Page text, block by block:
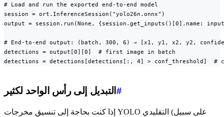
# Load and run the exported end-to-end model
session = ort.InferenceSession("yolo26n.onnx")
output = session.run(None, {session.get_inputs()[0].name:
# End-to-end output: (batch, 300, 6) → [x1, y1, x2, y2,
detections = output[0][0]  # first image in batch
detections = detections[detections[:, 4] > conf_threshold]
التبديل إلى رأس الواحد لكثير #
إذا كنت بحاجة إلى تنسيق مخرجات YOLO التقليدي (على سبيل